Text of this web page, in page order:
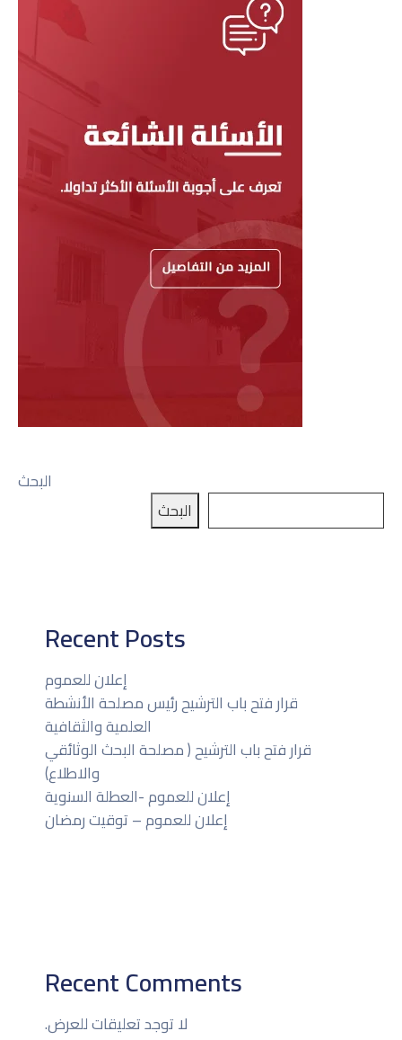
البحث
البحث
Recent Posts
إعلان للعموم
قرار فتح باب الترشيح رئيس مصلحة الأنشطة
العلمية والثقافية
قرار فتح باب الترشيح ( مصلحة البحث الوثائقي
والاطلاع)
إعلان للعموم -العطلة السنوية
إعلان للعموم – توقيت رمضان
Recent Comments
لا توجد تعليقات للعرض.